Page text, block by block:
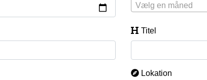
Vælg en måned
Titel
Lokation